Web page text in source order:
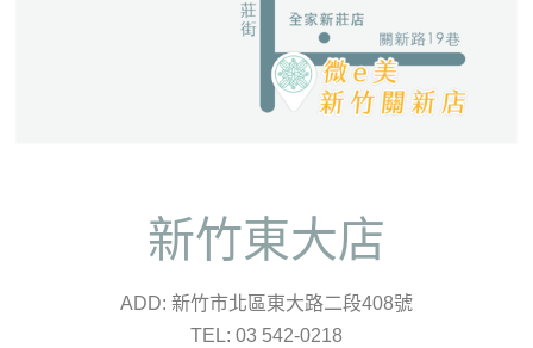
新竹東大店
ADD: 新竹市北區東大路二段408號
TEL: 03 542-0218